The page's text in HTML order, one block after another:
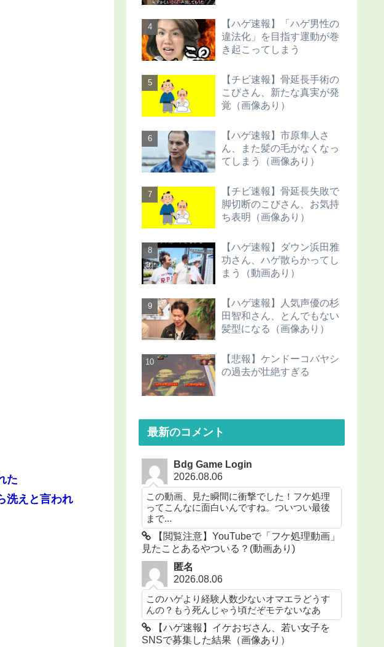
た
洗えと言われ
【ハゲ速報】「ハゲ男性の
違法化」を目指す運動が巻
き起こってしまう
【チビ速報】骨延長手術の
こびさん、新たな真実が発
覚（画像あり）
【ハゲ速報】市原隼人さ
ん、また髪の毛がなくなっ
てしまう（画像あり）
【チビ速報】骨延長失敗で
脚切断のこびさん、お気持
ち表明（画像あり）
【ハゲ速報】ダウン浜田雅
功さん、ハゲ散らかってし
まう（動画あり）
【ハゲ速報】人気声優の杉
田智和さん、とんでもない
髪型になる（画像あり）
【悲報】ケンドーコバヤシ
の過去が壮絶すぎる
最新のコメント
Bdg Game Login
2026.08.06
この動画、見た瞬間に衝撃でした！フケ処理
ってこんなに面白いんですね。ついつい最後
まで...
【閲覧注意】YouTubeで「フケ処理動画」
見たことあるやついる？(動画あり)
匿名
2026.08.06
このハゲより経験人数少ないオマエラどうす
んの？もう死んじゃう頃だぞモテないなあ
【ハゲ速報】イケおぢさん、若い女子を
SNSで募集した結果（画像あり）